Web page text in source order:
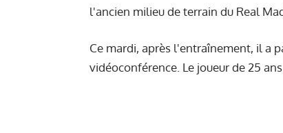
l'ancien milieu de terrain du Real
Ce mardi, après l'entraînement, il a
vidéoconférence. Le joueur de 25